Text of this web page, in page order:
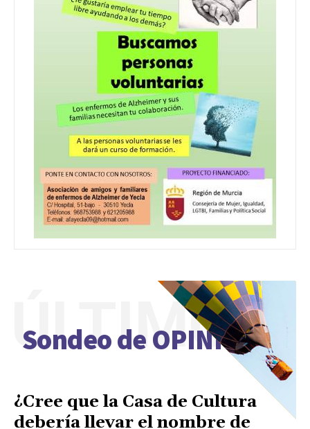
Sondeo de OPINIÓN
ÚLTIMO
¿Cree que la Casa de Cultura
debería llevar el nombre de